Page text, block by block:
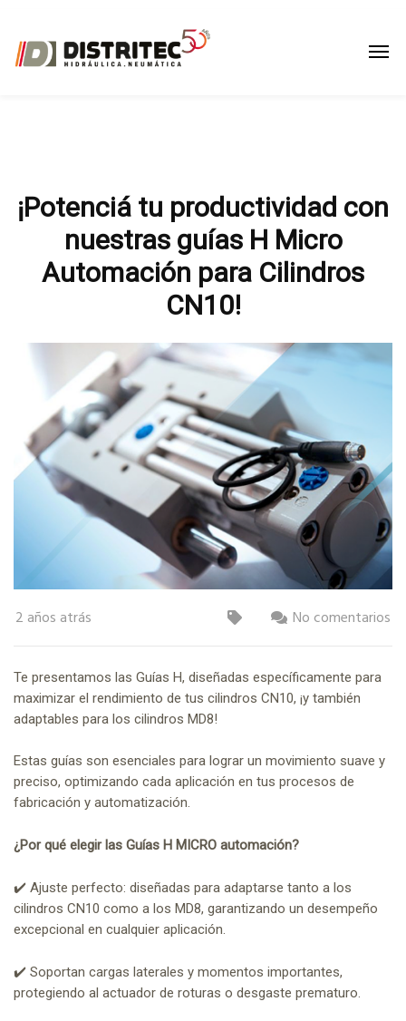
¡Potenciá tu productividad con
nuestras guías H Micro
Automación para Cilindros
CN10!
2 años atrás No comentarios
Te presentamos las Guías H, diseñadas específicamente para
maximizar el rendimiento de tus cilindros CN10, ¡y también
adaptables para los cilindros MD8!
Estas guías son esenciales para lograr un movimiento suave y
preciso, optimizando cada aplicación en tus procesos de
fabricación y automatización.
¿Por qué elegir las Guías H MICRO automación?
✔️​ Ajuste perfecto: diseñadas para adaptarse tanto a los
cilindros CN10 como a los MD8, garantizando un desempeño
excepcional en cualquier aplicación.
✔️​ Soportan cargas laterales y momentos importantes,
protegiendo al actuador de roturas o desgaste prematuro.